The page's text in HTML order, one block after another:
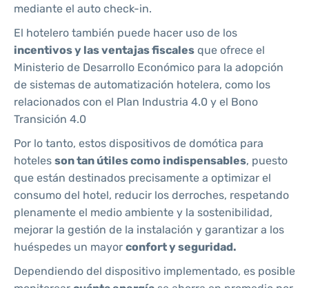
mediante el auto check-in.
El hotelero también puede hacer uso de los
incentivos y las ventajas fiscales que ofrece el
Ministerio de Desarrollo Económico para la adopción
de sistemas de automatización hotelera, como los
relacionados con el Plan Industria 4.0 y el Bono
Transición 4.0
Por lo tanto, estos dispositivos de domótica para
hoteles son tan útiles como indispensables, puesto
que están destinados precisamente a optimizar el
consumo del hotel, reducir los derroches, respetando
plenamente el medio ambiente y la sostenibilidad,
mejorar la gestión de la instalación y garantizar a los
huéspedes un mayor confort y seguridad.
Dependiendo del dispositivo implementado, es posible